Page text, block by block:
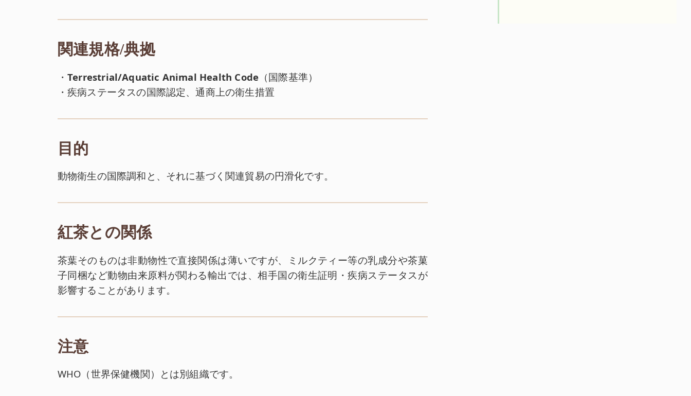
関連規格/典拠
・Terrestrial/Aquatic Animal Health Code （国際基準）
・疾病ステータスの国際認定、通商上の衛生措置
目的
動物衛生の国際調和と、それに基づく関連貿易の円滑化です。
紅茶との関係
茶葉そのものは非動物性で直接関係は薄いですが、ミルクティー等の乳成分や茶菓
子同梱など動物由来原料が関わる輸出では、相手国の衛生証明・疾病ステータスが
影響することがあります。
注意
WHO（世界保健機関）とは別組織です。